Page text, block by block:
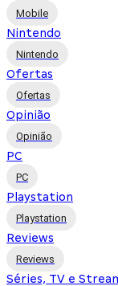
Mobile
Nintendo
Nintendo
Ofertas
Ofertas
Opinião
Opinião
PC
PC
Playstation
Playstation
Reviews
Reviews
Séries, TV e